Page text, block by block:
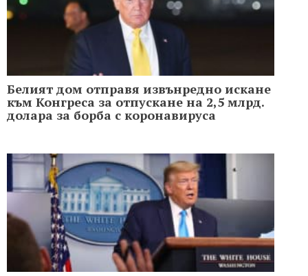
Белият дом отправя извънредно искане
към Конгреса за отпускане на 2,5 млрд.
долара за борба с коронавируса